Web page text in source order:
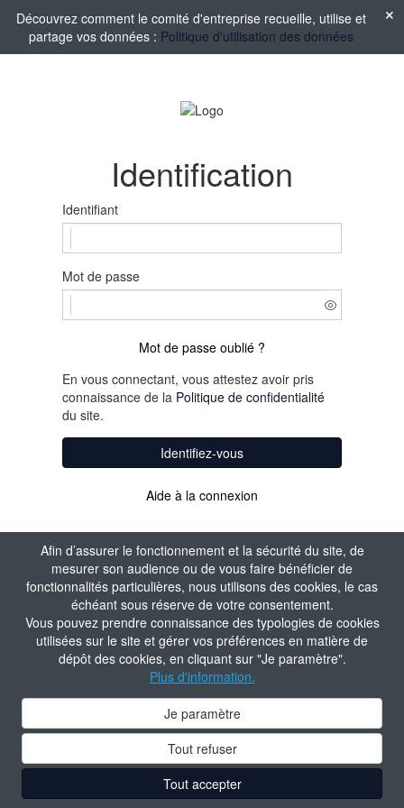
Afin d’assurer le fonctionnement et la sécurité du site, de
mesurer son audience ou de vous faire bénéficier de
fonctionnalités particulières, nous utilisons des cookies, le cas
échéant sous réserve de votre consentement.
Vous pouvez prendre connaissance des typologies de cookies
utilisées sur le site et gérer vos préférences en matière de
dépôt des cookies, en cliquant sur "Je paramètre".
Plus d'information.
Je paramètre
Tout refuser
Tout accepter
Découvrez comment le comité d'entreprise recueille, utilise et
partage vos données : Politique d'utilisation des données
Identification
Identifiant
Mot de passe
Mot de passe oublié ?
En vous connectant, vous attestez avoir pris
connaissance de la Politique de confidentialité
du site.
Identifiez-vous
Aide à la connexion